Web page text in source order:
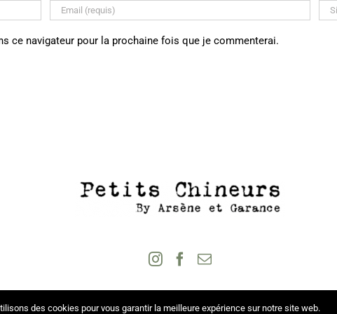
ce navigateur pour la prochaine fois que je commenterai.
des cookies pour vous garantir la meilleure expérience sur notre site web.